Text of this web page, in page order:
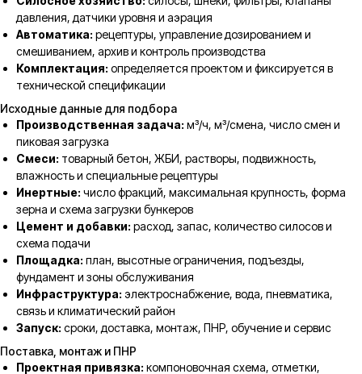
давления, датчики уровня и аэрация
Автоматика: рецептуры, управление дозированием и
смешиванием, архив и контроль производства
Комплектация: определяется проектом и фиксируется в
технической спецификации
Исходные данные для подбора
Производственная задача: м³/ч, м³/смена, число смен и
пиковая загрузка
Смеси: товарный бетон, ЖБИ, растворы, подвижность,
влажность и специальные рецептуры
Инертные: число фракций, максимальная крупность, форма
зерна и схема загрузки бункеров
Цемент и добавки: расход, запас, количество силосов и
схема подачи
Площадка: план, высотные ограничения, подъезды,
фундамент и зоны обслуживания
Инфраструктура: электроснабжение, вода, пневматика,
связь и климатический район
Запуск: сроки, доставка, монтаж, ПНР, обучение и сервис
Поставка, монтаж и ПНР
Проектная привязка: компоновочная схема, отметки,